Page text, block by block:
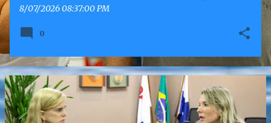
8/07/2026 08:37:00 PM
0